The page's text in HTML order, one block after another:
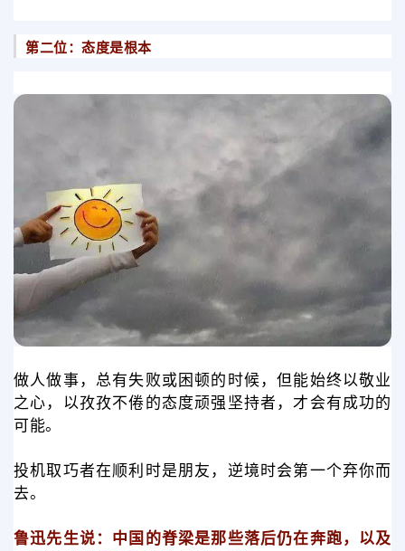
第二位：态度是根本
做人做事，总有失败或困顿的时候，但能始终以敬业
之心，以孜孜不倦的态度顽强坚持者，才会有成功的
可能。
投机取巧者在顺利时是朋友，逆境时会第一个弃你而
去。
鲁迅先生说：中国的脊梁是那些落后仍在奔跑，以及